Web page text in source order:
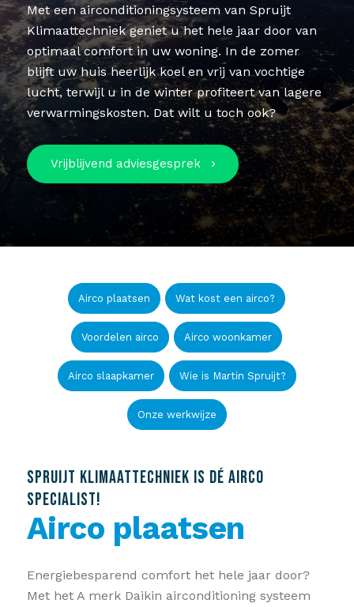
Met een airconditioningsysteem van Spruijt
Klimaattechniek geniet u het hele jaar door van
optimaal comfort in uw woning. In de zomer
blijft uw huis heerlijk koel en vrij van vochtige
lucht, terwijl u in de winter profiteert van lagere
verwarmingskosten. Dat wilt u toch ook?
Vrijblijvend adviesgesprek
Airco plaatsen Wat kost een airco?
Voordelen airco Airco woonkamer
Airco slaapkamer Wie is Martin Spruijt?
Onze werkwijze
SPRUIJT KLIMAATTECHNIEK IS DÉ AIRCO
SPECIALIST!
Airco plaatsen
Energiebesparend comfort het hele jaar door?
Met het A merk Daikin airconditioning systeem